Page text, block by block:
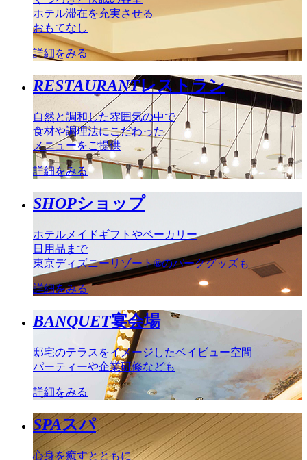
ホテル滞在を充実させる
おもてなし
詳細をみる
RESTAURANTレストラン
自然と調和した雰囲気の中で
食材や調理法にこだわった
メニューをご提供
詳細をみる
SHOPショップ
ホテルメイドギフトやベーカリー
日用品まで
東京ディズニーリゾート®のパークグッズも
詳細をみる
BANQUET宴会場
邸宅のテラスをイメージしたベイビュー空間
パーティーや企業研修なども
詳細をみる
SPAスパ
心身を癒すとともに